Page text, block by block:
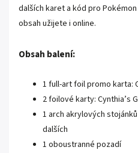
dalších karet a kód pro
obsah užijete i online.
Obsah balení:
1 full-art foil promo karta:
2 foilové karty: Cynthia’s
1 arch akrylových
dalších
1 oboustranné pozadí